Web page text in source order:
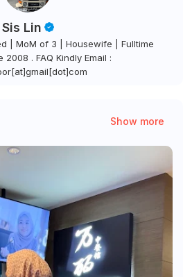
Sis Lin
| MoM of 3 | Housewife | Fulltime
2008 . FAQ Kindly Email :
Show more